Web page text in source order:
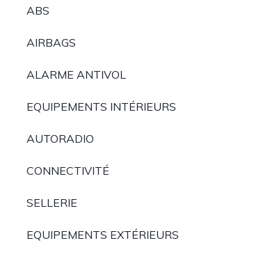
ABS
AIRBAGS
ALARME ANTIVOL
EQUIPEMENTS INTÉRIEURS
AUTORADIO
CONNECTIVITÉ
SELLERIE
EQUIPEMENTS EXTÉRIEURS